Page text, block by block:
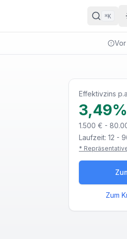
⌘K
Effektivzins
3,49%
1.500 € -
Laufzeit: 12 -
*
Zum